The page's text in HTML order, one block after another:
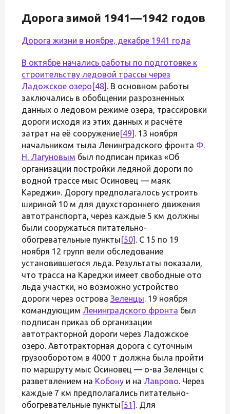
Дорога зимой 1941—1942 годов
Дорога жизни в ноябре, декабре 1941 года
В октябре начались работы по подготовке к
строительству ледовой трассы через
Ладожское озеро [48] . В основном работы
заключались в обобщении разрозненных
данных о ледовом режиме озера, трассировки
дороги исходя из этих данных и расчёте
затрат на её сооружение[49] . 13 ноября
начальником тыла Ленинградского фронта Ф.
Н. Лагуновым был подписан приказ «Об
организации постройки ледяной дороги по
водной трассе мыс Осиновец — маяк
Кареджи». Дорогу предполагалось устроить
шириной 10 м для двухстороннего движения
автотранспорта, через каждые 5 км должны
были сооружаться питательно-
обогревательные пункты [50] . С 15 по 19
ноября 12 групп вели обследование
установившегося льда. Результаты показали,
что трасса на Кареджи имеет свободные ото
льда участки, но возможно устройство
дороги через острова Зеленцы. 19 ноября
командующим Ленинградского фронта был
подписан приказ об организации
автотракторной дороги через Ладожское
озеро. Автотракторная дорога с суточным
грузооборотом в 4000 т должна была пройти
по маршруту мыс Осиновец — о-ва Зеленцы с
разветвлением на Кобону и на Лаврово. Через
каждые 7 км предполагались питательно-
обогревательные пункты [51] . Для